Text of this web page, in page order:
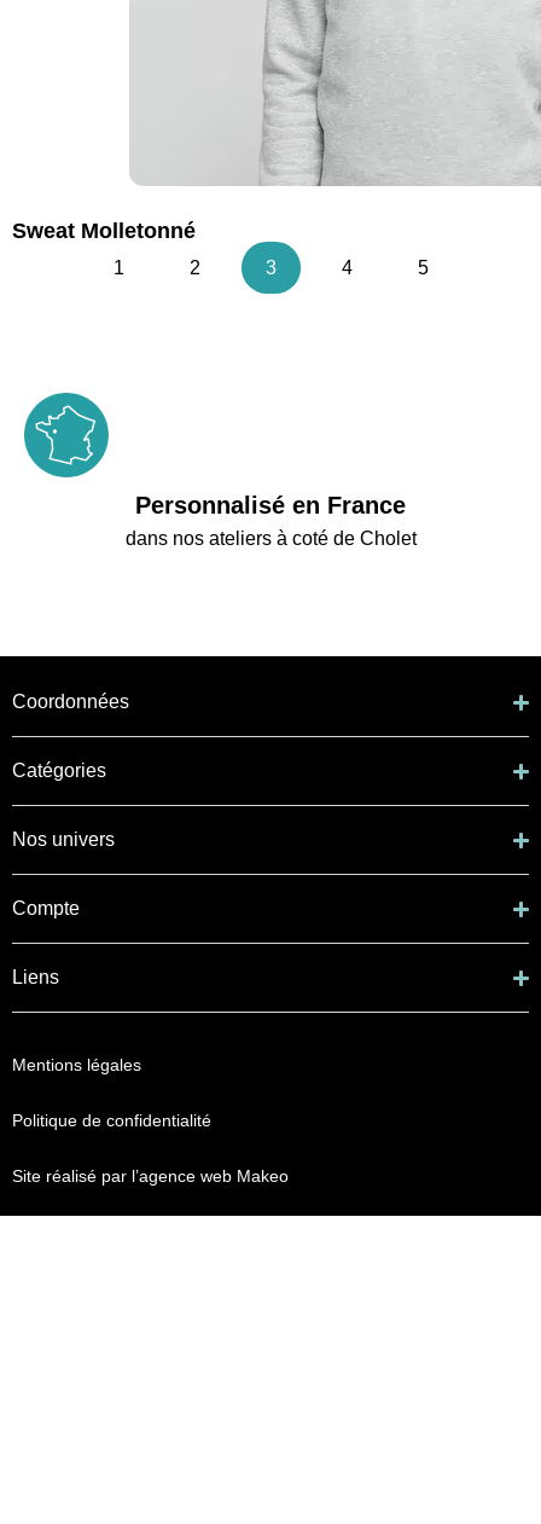
Sweat Molletonné
1 2 3 4 5
Personnalisé en France
dans nos ateliers à coté de Cholet
Coordonnées
Catégories
Nos univers
Compte
Liens
Mentions légales
Politique de confidentialité
Site réalisé par l’agence web Makeo